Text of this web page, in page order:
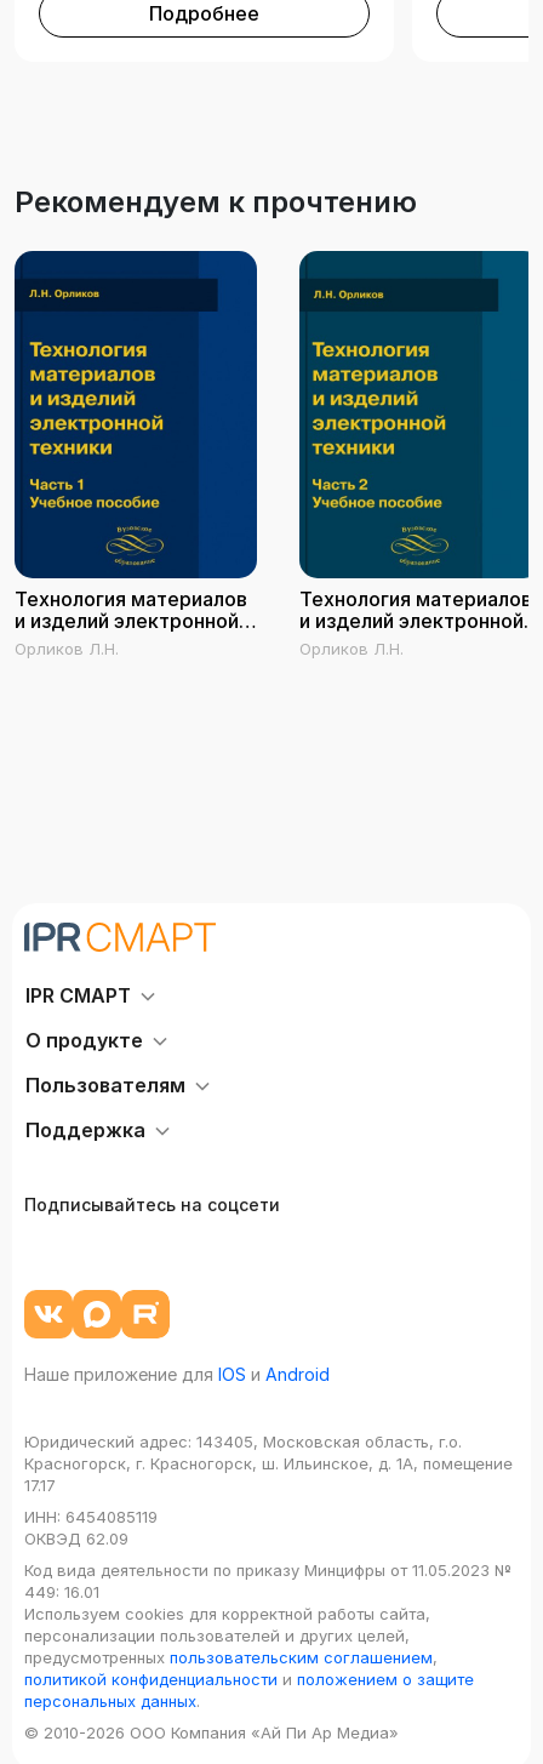
Подробнее
Рекомендуем к прочтению
Технология материалов
и изделий электронной
техники. Часть 1
Орликов Л.Н.
Технология материалов
и изделий электронной
техники. Часть 2
Орликов Л.Н.
IPR СМАРТ
О продукте
Пользователям
Поддержка
Подписывайтесь на соцсети
Наше приложение для IOS и Android
Юридический адрес: 143405, Московская область, г.о.
Красногорск, г. Красногорск, ш. Ильинское, д. 1А, помещение
17.17
ИНН: 6454085119
ОКВЭД 62.09
Код вида деятельности по приказу Минцифры от 11.05.2023 №
449: 16.01
Используем cookies для корректной работы сайта,
персонализации пользователей и других целей,
предусмотренных пользовательским соглашением,
политикой конфиденциальности и положением о защите
персональных данных.
© 2010-2026 ООО Компания «Ай Пи Ар Медиа»